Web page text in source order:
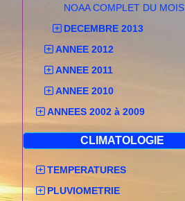
NOAA COMPLET DU MOIS
DECEMBRE 2013
ANNEE 2012
ANNEE 2011
ANNEE 2010
ANNEES 2002 à 2009
CLIMATOLOGIE
TEMPERATURES
PLUVIOMETRIE